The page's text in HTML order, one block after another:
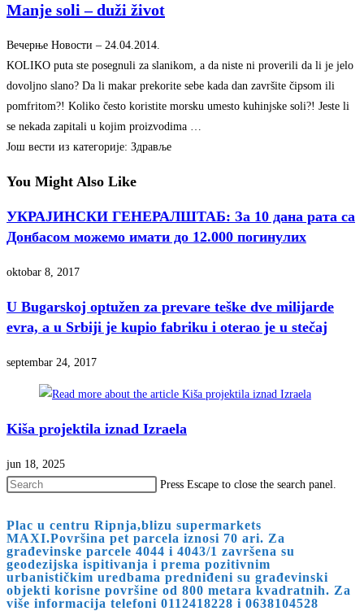
Manje soli – duži život
Вечерње Новости – ‎24.04.2014.‎
KOLIKO puta ste posegnuli za slanikom, a da niste ni proverili da li je jelo
dovoljno slano? Da li makar prekorite sebe kada dan završite čipsom ili
pomfritom?! Koliko često koristite morsku umesto kuhinjske soli?! Jeste li
se nekada zapitali u kojim proizvodima …
Још вести из категорије: Здравље
You Might Also Like
УКРАЈИНСКИ ГЕНЕРАЛШТАБ: За 10 дана рата са
Донбасом можемо имати до 12.000 погинулих
oktobar 8, 2017
U Bugarskoj optužen za prevare teške dve milijarde
evra, a u Srbiji je kupio fabriku i oterao je u stečaj
septembar 24, 2017
Kiša projektila iznad Izraela
jun 18, 2025
Press Escape to close the search panel.
Plac u centru Ripnja,blizu supermarkets
MAXI.Površina pet parcela iznosi 70 ari. Za
građevinske parcele 4044 i 4043/1 završena su
geodezijska ispitivanja i prema pozitivnim
urbanističkim uredbama predniđeni su građevinski
objekti korisne površine od 800 metara kvadratnih. Za
više informacija telefoni 0112418228 i 0638104528